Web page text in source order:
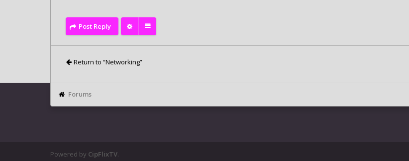
Post Reply
Return to “Networking”
Forums
Powered by CipFlixTV.